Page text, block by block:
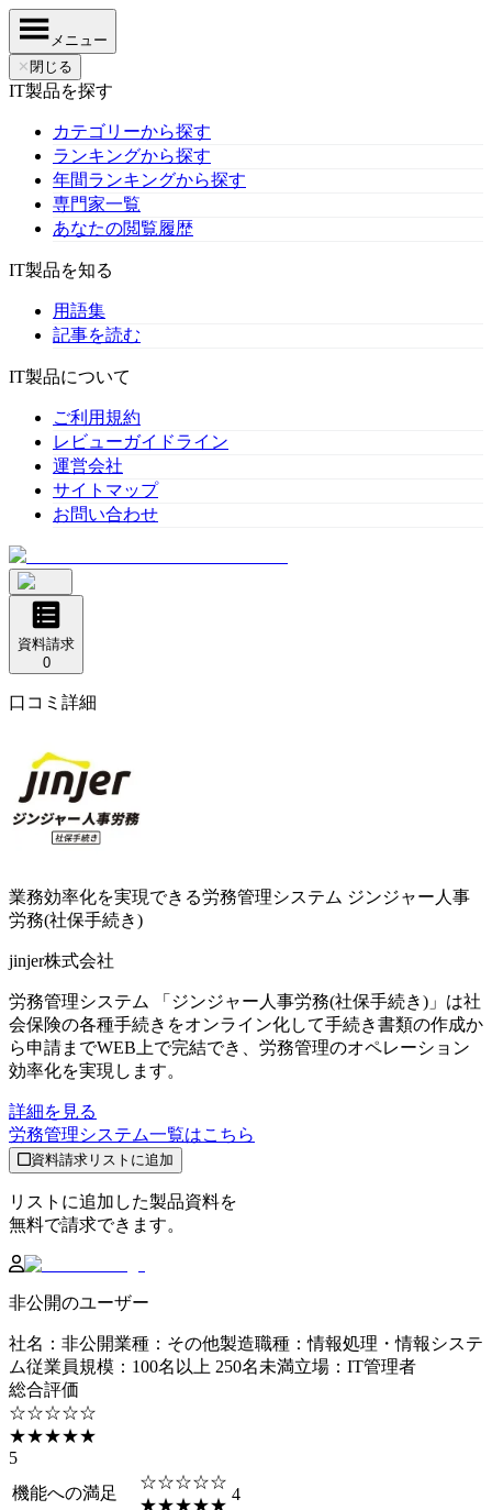
メニュー
✕ 閉じる
IT製品を探す
カテゴリーから探す
ランキングから探す
年間ランキングから探す
専門家一覧
あなたの閲覧履歴
IT製品を知る
用語集
記事を読む
IT製品について
ご利用規約
レビューガイドライン
運営会社
サイトマップ
お問い合わせ
資料請求
0
口コミ詳細
業務効率化を実現できる労務管理システム ジンジャー人事
労務(社保手続き)
jinjer株式会社
労務管理システム 「ジンジャー人事労務(社保手続き)」は社
会保険の各種手続きをオンライン化して手続き書類の作成か
ら申請までWEB上で完結でき、労務管理のオペレーション
効率化を実現します。
詳細を見る
労務管理システム一覧はこちら
資料請求リストに追加
リストに追加した製品資料を
無料で請求できます。
非公開のユーザー
社名 ： 非公開業種 ： その他製造職種 ：情報処理・情報システ
ム従業員規模 ： 100名以上 250名未満立場 ： IT管理者
総合評価
☆☆☆☆☆
★★★★★
5
機能への満足
☆☆☆☆☆
★★★★★
4